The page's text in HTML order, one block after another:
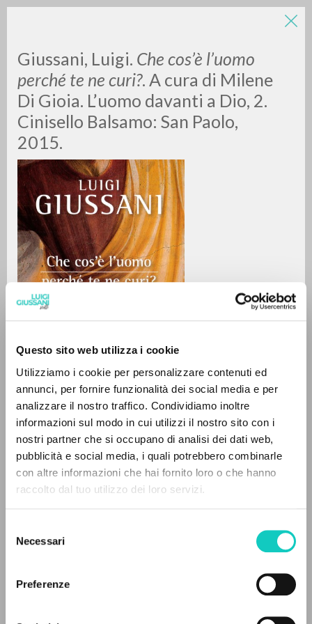
Questo sito web utilizza i cookie
Utilizziamo i cookie per personalizzare contenuti ed
annunci, per fornire funzionalità dei social media e per
analizzare il nostro traffico. Condividiamo inoltre
informazioni sul modo in cui utilizzi il nostro sito con i
nostri partner che si occupano di analisi dei dati web,
pubblicità e social media, i quali potrebbero combinarle
con altre informazioni che hai fornito loro o che hanno
raccolto dal tuo utilizzo dei loro servizi.
delNecessari
Preferenze
Giussani, Luigi. Che cos’è l’uomo
perché te ne curi?. A cura di Milene
Di Gioia. L’uomo davanti a Dio, 2.
Cinisello Balsamo: San Paolo,
2015.
Di Gioia Milene Editor y prologuista
Giussani LuigiAutor
San Paolo
Páginas: 192
LUIGI
GIUSSANI
BÚSQUEDA AVANZADA »
0DOCUMENTOS ENCONTRADOS
RESULTADOS SUCESIVOS